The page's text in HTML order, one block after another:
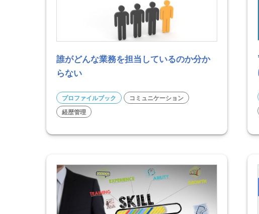
誰がどんな業務を担当しているのか分か
らない
プロファイルブック
コミュニケーション
経歴管理